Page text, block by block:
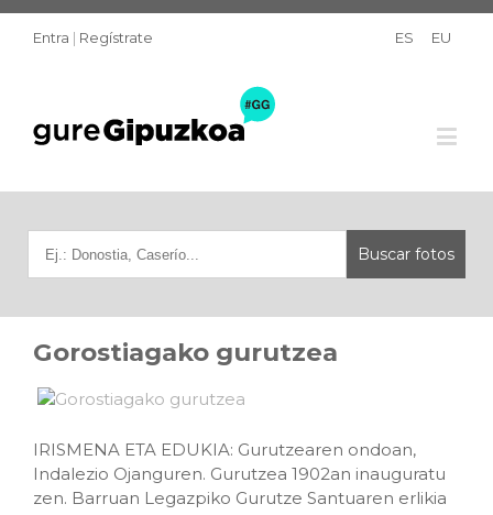
Entra | Regístrate ES EU
Gorostiagako gurutzea
IRISMENA ETA EDUKIA: Gurutzearen ondoan,
Indalezio Ojanguren. Gurutzea 1902an inauguratu
zen. Barruan Legazpiko Gurutze Santuaren erlikia